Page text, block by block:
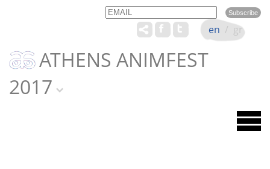
Email Name
ATHENS ANIMFEST
2017
en / gr